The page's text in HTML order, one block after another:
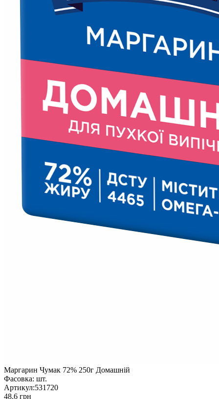
Маргарин Чумак 72% 250г Домашній
Фасовка: шт.
Артикул:531720
48.6 грн